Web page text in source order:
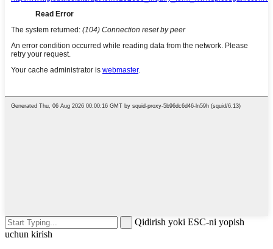
Qidirish yoki ESC-ni yopish
uchun kirish